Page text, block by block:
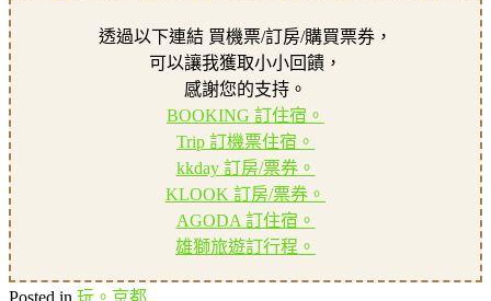
透過以下連結 買機票/訂房/購買票券，
可以讓我獲取小小回饋，
感謝您的支持。
BOOKING 訂住宿。
Trip 訂機票住宿。
kkday 訂房/票券。
KLOOK 訂房/票券。
AGODA 訂住宿。
雄獅旅遊訂行程。
Posted in 玩。京都